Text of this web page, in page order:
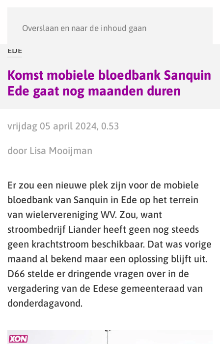
Overslaan en naar de inhoud gaan
EDE
Komst mobiele bloedbank Sanquin
Ede gaat nog maanden duren
vrijdag 05 april 2024, 0.53
door Lisa Mooijman
Er zou een nieuwe plek zijn voor de mobiele
bloedbank van Sanquin in Ede op het terrein
van wielervereniging WV. Zou, want
stroombedrijf Liander heeft geen nog steeds
geen krachtstroom beschikbaar. Dat was vorige
maand al bekend maar een oplossing blijft uit.
D66 stelde er dringende vragen over in de
vergadering van de Edese gemeenteraad van
donderdagavond.